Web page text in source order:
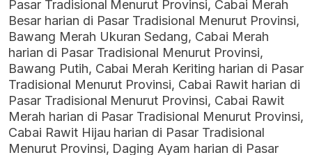
Pasar Tradisional Menurut Provinsi, Cabai Merah
Besar harian di Pasar Tradisional Menurut Provinsi,
Bawang Merah Ukuran Sedang, Cabai Merah
harian di Pasar Tradisional Menurut Provinsi,
Bawang Putih, Cabai Merah Keriting harian di Pasar
Tradisional Menurut Provinsi, Cabai Rawit harian di
Pasar Tradisional Menurut Provinsi, Cabai Rawit
Merah harian di Pasar Tradisional Menurut Provinsi,
Cabai Rawit Hijau harian di Pasar Tradisional
Menurut Provinsi, Daging Ayam harian di Pasar